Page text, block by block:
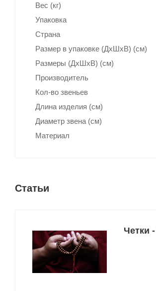
Вес (кг)
Упаковка
Страна
Размер в упаковке (ДхШxВ) (см)
Размеры (ДxШxВ) (см)
Производитель
Кол-во звеньев
Длина изделия (см)
Диаметр звена (см)
Материал
Статьи
Четки